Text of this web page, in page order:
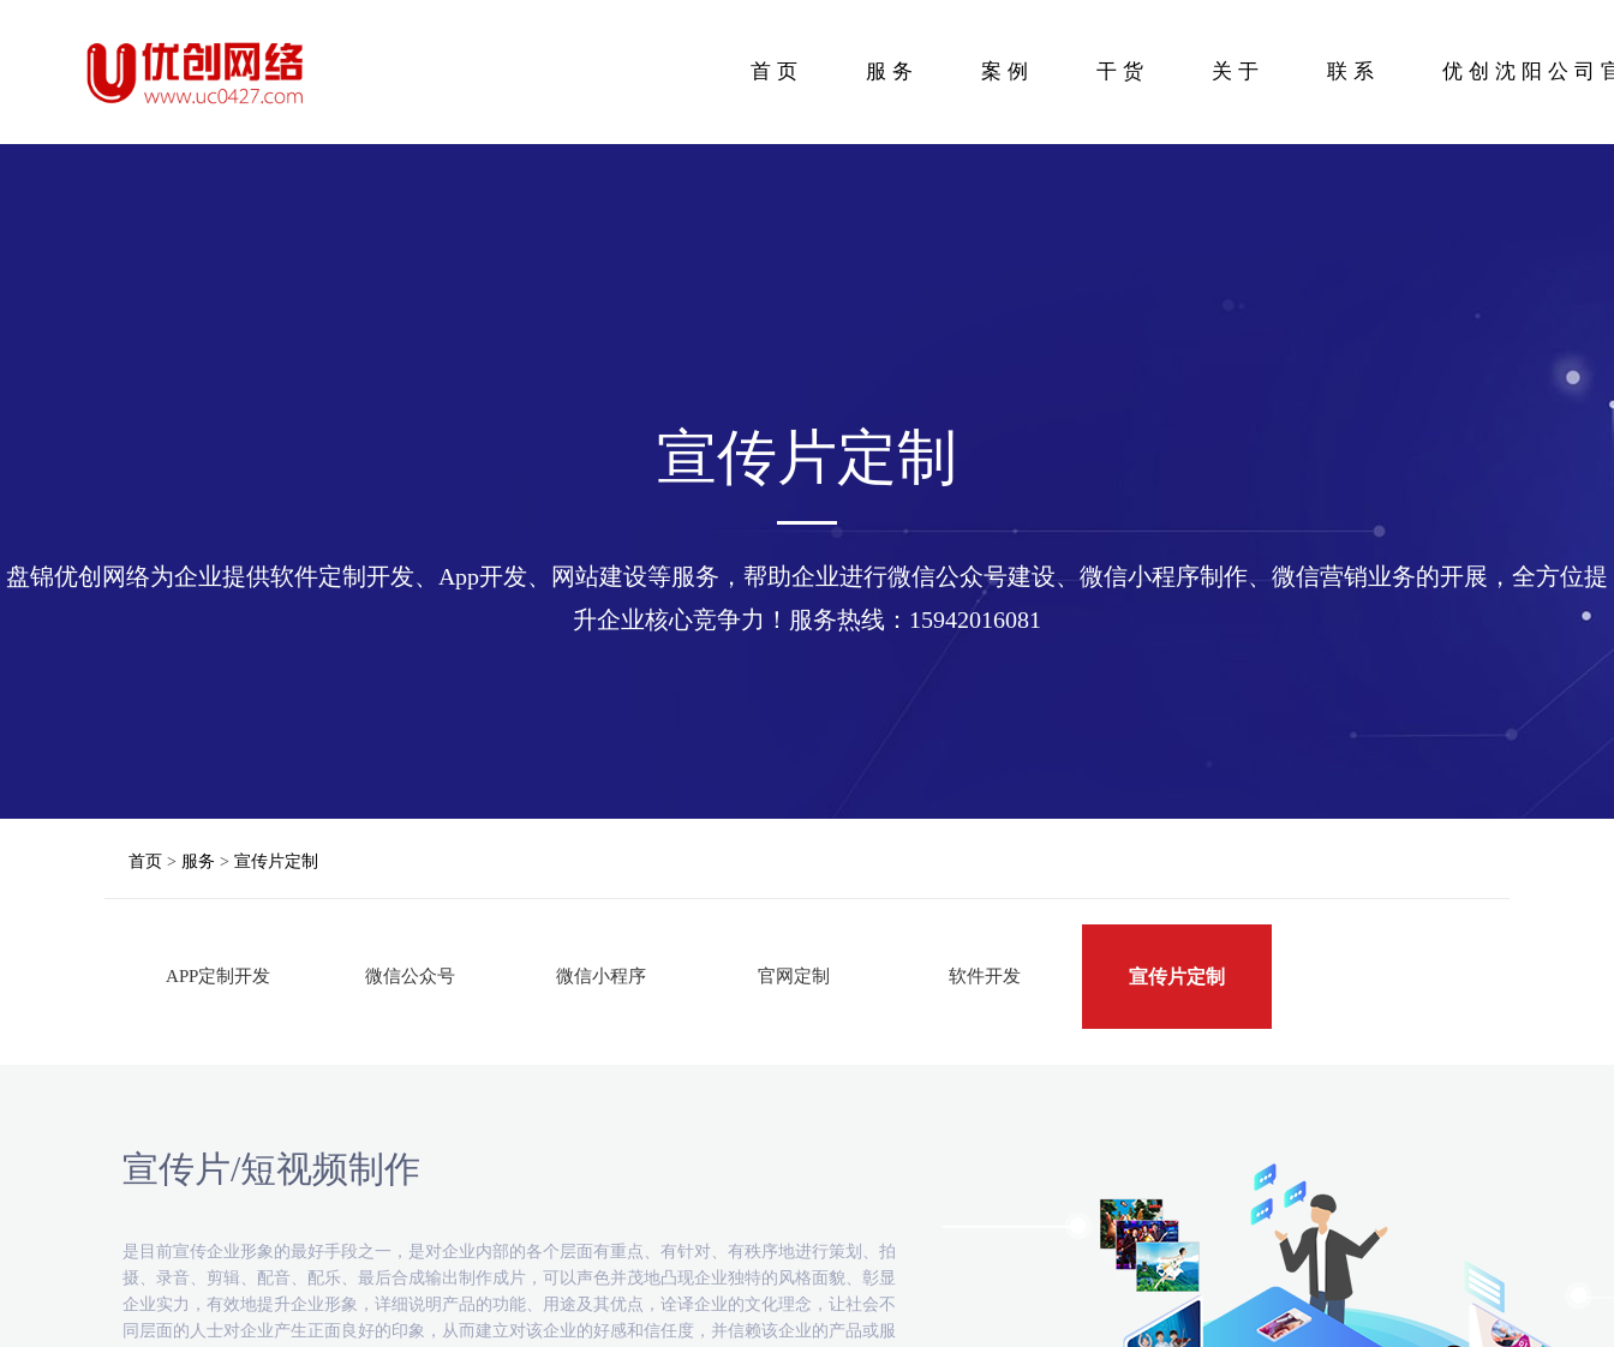
首页 服务 案例 干货 关于 联系 优创沈阳公司
宣传片定制
盘锦优创网络为企业提供软件定制开发、App开发、网站建设等服务，帮助企业进行微信公众号建设、微信小程序制作、微信营销业务的开展，全方位提
升企业核心竞争力！服务热线：15942016081
首页 > 服务 > 宣传片定制
APP定制开发 微信公众号 微信小程序 官网定制 软件开发 宣传片定制
宣传片/短视频制作
是目前宣传企业形象的最好手段之一，是对企业内部的各个层面有重点、有针对、有秩序地进行策划、拍
摄、录音、剪辑、配音、配乐、最后合成输出制作成片，可以声色并茂地凸现企业独特的风格面貌、彰显
企业实力，有效地提升企业形象，详细说明产品的功能、用途及其优点，诠译企业的文化理念，让社会不
同层面的人士对企业产生正面良好的印象，从而建立对该企业的好感和信任度，并信赖该企业的产品或服